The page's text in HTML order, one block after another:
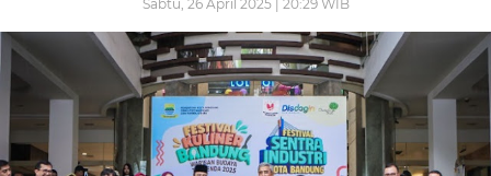
Sabtu, 26 April 2025 | 20:29 WIB